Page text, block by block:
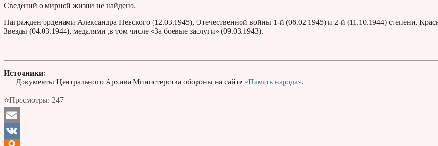
Сведений о мирной жизни не найдено.
Награжден орденами Александра Невского (12.03.1945), Отечественной войны 1-й (06.02.1945) и 2-й (11.10.1944) степени,
Звезды (04.03.1944), медалями ,в том числе «За боевые заслуги» (09.03.1943).
Источники:
— Документы Центрального Архива Министерства обороны на сайте «Память народа».
⭐Просмотры: 247
Email